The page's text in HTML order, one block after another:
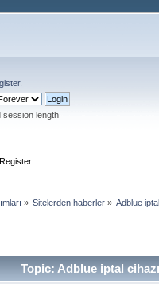
.
session length
Register
» Sitelerden haberler» Adblue
Topic: Adblue iptal